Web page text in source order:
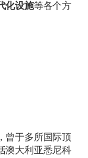
化设施等各个方
曾于多所国际顶
澳大利亚悉尼科